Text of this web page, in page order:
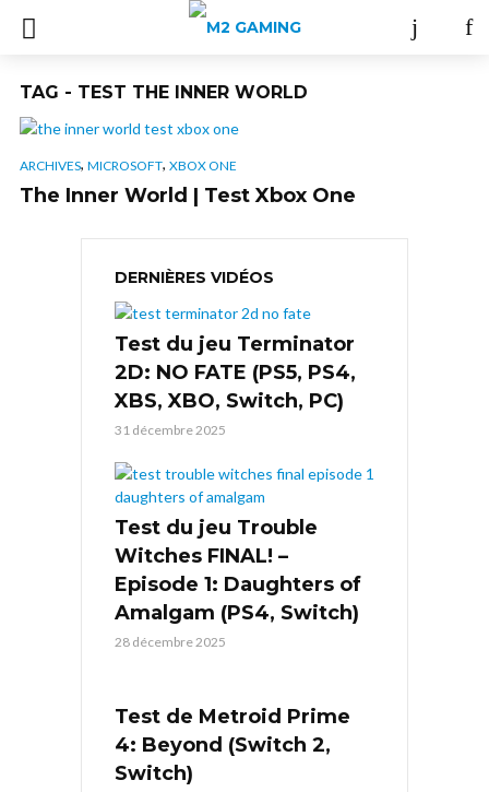
TAG - TEST THE INNER WORLD
ARCHIVES, MICROSOFT, XBOX ONE
The Inner World | Test Xbox One
DERNIÈRES VIDÉOS
Test du jeu Terminator
2D: NO FATE (PS5, PS4,
XBS, XBO, Switch, PC)
31 décembre 2025
Test du jeu Trouble
Witches FINAL! –
Episode 1: Daughters of
Amalgam (PS4, Switch)
28 décembre 2025
Test de Metroid Prime
4: Beyond (Switch 2,
Switch)